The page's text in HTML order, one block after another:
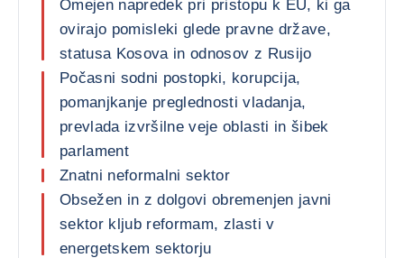
Omejen napredek pri pristopu k EU, ki ga
ovirajo pomisleki glede pravne države,
statusa Kosova in odnosov z Rusijo
Počasni sodni postopki, korupcija,
pomanjkanje preglednosti vladanja,
prevlada izvršilne veje oblasti in šibek
parlament
Znatni neformalni sektor
Obsežen in z dolgovi obremenjen javni
sektor kljub reformam, zlasti v
energetskem sektorju